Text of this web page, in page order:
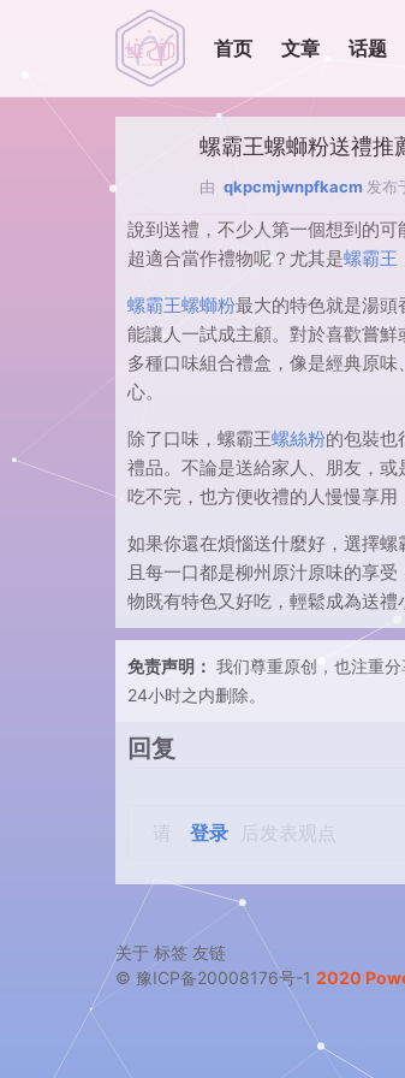
首页 文章 话题
螺霸王螺螄粉送禮推
由 qkpcmjwnpfkacm 发布
說到送禮，不少人第一個想到的
超適合當作禮物呢？尤其是螺霸王
螺霸王螺螄粉最大的特色就是湯頭
能讓人一試成主顧。對於喜歡嘗
多種口味組合禮盒，像是經典原
心。
除了口味，螺霸王螺絲粉的包裝也
禮品。不論是送給家人、朋友，
吃不完，也方便收禮的人慢慢享用
如果你還在煩惱送什麼好，選擇螺
且每一口都是柳州原汁原味的享
物既有特色又好吃，輕鬆成為送禮
免责声明： 我们尊重原创，也注重
24小时之内删除。
回复
请 登录 后发表观点
关于 标签 友链
© 豫ICP备20008176号-1 2020